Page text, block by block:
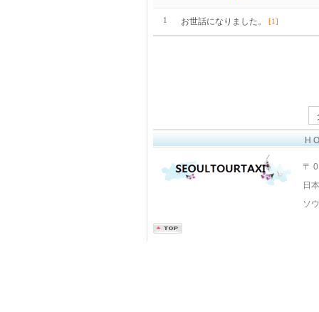
1 お世話になりました。 [1]
H
〒
日
ソ